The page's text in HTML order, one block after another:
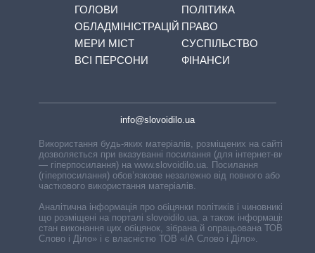
ГОЛОВИ
ОБЛАДМІНІСТРАЦІЙ
МЕРИ МІСТ
ВСІ ПЕРСОНИ
ПОЛІТИКА
ПРАВО
СУСПІЛЬСТВО
ФІНАНСИ
info@slovoidilo.ua
Використання будь-яких матеріалів, розміщених на сайті,
дозволяється при вказуванні посилання (для інтернет-видань
— гіперпосилання) на www.slovoidilo.ua. Посилання
(гіперпосилання) обов’язкове незалежно від повного або
часткового використання матеріалів.
Аналітична інформація про обіцянки політиків і чиновників,
що розміщені на порталі slovoidilo.ua, а також інформація про
стан виконання цих обіцянок, зібрана й опрацьована ТОВ «ІА
Слово і Діло» і є власністю ТОВ «ІА Слово і Діло».